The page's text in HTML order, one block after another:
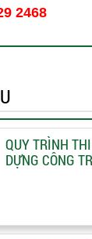
2468
QUY TRÌNH
DỰNG CÔNG